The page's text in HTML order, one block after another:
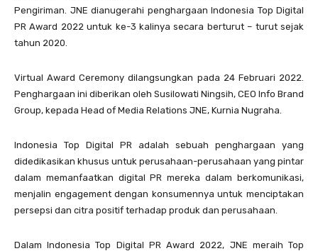
Pengiriman. JNE dianugerahi penghargaan Indonesia Top Digital
PR Award 2022 untuk ke-3 kalinya secara berturut – turut sejak
tahun 2020.
Virtual Award Ceremony dilangsungkan pada 24 Februari 2022.
Penghargaan ini diberikan oleh Susilowati Ningsih, CEO Info Brand
Group, kepada Head of Media Relations JNE, Kurnia Nugraha.
Indonesia Top Digital PR adalah sebuah penghargaan yang
didedikasikan khusus untuk perusahaan-perusahaan yang pintar
dalam memanfaatkan digital PR mereka dalam berkomunikasi,
menjalin engagement dengan konsumennya untuk menciptakan
persepsi dan citra positif terhadap produk dan perusahaan.
Dalam Indonesia Top Digital PR Award 2022, JNE meraih Top